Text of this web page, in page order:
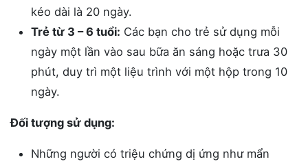
kéo dài là 20 ngày.
Trẻ từ 3 – 6 tuổi: Các bạn cho trẻ sử dụng mỗi
ngày một lần vào sau bữa ăn sáng hoặc trưa 30
phút, duy trì một liệu trình với một hộp trong 10
ngày.
Đối tượng sử dụng:
Những người có triệu chứng dị ứng như mẩn